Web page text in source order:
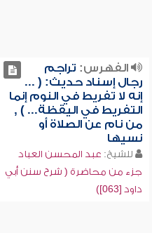
الفهرس: تراجم
رجال إسناد حديث: ( ...
إنه لا تفريط في النوم إنما
التفريط في اليقظة... ) ,
من نام عن الصلاة أو
نسيها
للشيخ: عبد المحسن العباد
جزء من محاضرة ( شرح سنن أبي
داود [063])